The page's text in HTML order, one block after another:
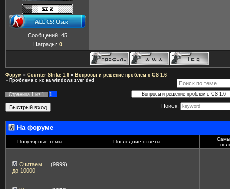
Сообщений: 45
Награды: 0
Форум » Counter-Strike 1.6 » Вопросы и решение проблем с CS 1.6
» Проблема с кс на windows zver dvd
Страница 1 из 1
1
Поиск:
На форуме
Популярные темы Последние ответы
Считаем
до 10000
(9999)